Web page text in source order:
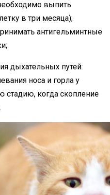
выпить
в три месяца);
антигельминтные
дыхательных путей:
носа и горла у
стадию, когда скопление